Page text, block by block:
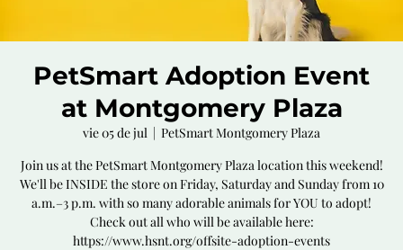
PetSmart Adoption Event
at Montgomery Plaza
vie 05 de jul
  |
PetSmart Montgomery Plaza
Join us at the PetSmart Montgomery Plaza location this weekend!
We'll be INSIDE the store on Friday, Saturday and Sunday from 10
a.m.–3 p.m. with so many adorable animals for YOU to adopt!
Check out all who will be available here:
https://www.hsnt.org/offsite-adoption-events